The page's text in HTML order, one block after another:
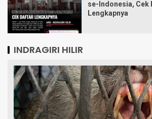
se-Indonesia, Cek
Lengkapnya
INDRAGIRI HILIR